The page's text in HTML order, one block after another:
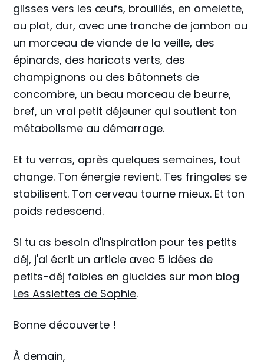
glisses vers les œufs, brouillés, en omelette,
au plat, dur, avec une tranche de jambon ou
un morceau de viande de la veille, des
épinards, des haricots verts, des
champignons ou des bâtonnets de
concombre, un beau morceau de beurre,
bref, un vrai petit déjeuner qui soutient ton
métabolisme au démarrage.
Et tu verras, après quelques semaines, tout
change. Ton énergie revient. Tes fringales se
stabilisent. Ton cerveau tourne mieux. Et ton
poids redescend.
Si tu as besoin d'inspiration pour tes petits
déj, j'ai écrit un article avec 5 idées de
petits-déj faibles en glucides sur mon blog
Les Assiettes de Sophie.
Bonne découverte !
À demain,